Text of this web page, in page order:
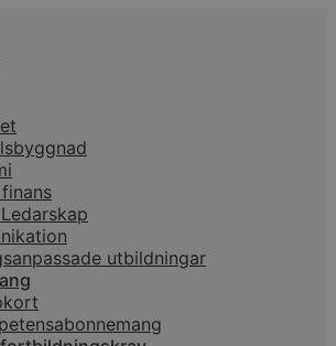
utbildningar